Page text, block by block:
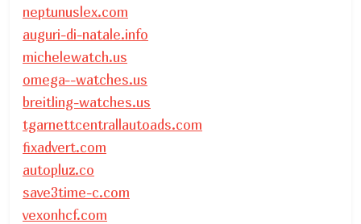
neptunuslex.com
auguri-di-natale.info
michelewatch.us
omega--watches.us
breitling-watches.us
tgarnettcentrallautoads.com
fixadvert.com
autopluz.co
save3time-c.com
vexonhcf.com